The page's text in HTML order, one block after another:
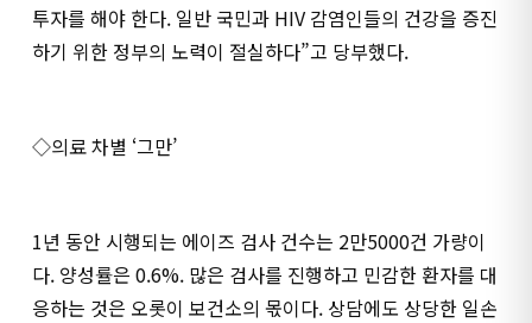
투자를 해야 한다. 일반 국민과 HIV 감염인들의 건강을 증진
하기 위한 정부의 노력이 절실하다”고 당부했다.
◇의료 차별 ‘그만’
1년 동안 시행되는 에이즈 검사 건수는 2만5000건 가량이
다. 양성률은 0.6%. 많은 검사를 진행하고 민감한 환자를 대
응하는 것은 오롯이 보건소의 몫이다. 상담에도 상당한 일손